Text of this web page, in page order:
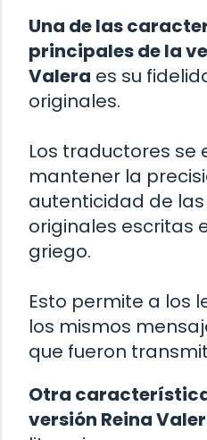
Una de las
principales de la
Valera es su
originales.
Los traductores se
mantener la
autenticidad de
originales escritas
griego.
Esto permite a los
los mismos
que fueron
Otra
versión Reina